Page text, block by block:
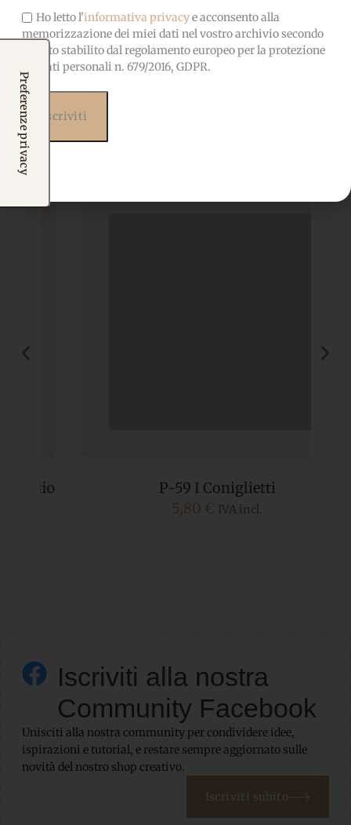
Prodotti correlati
Potrebbero interessarti
P-59 I Coniglietti
IVA incl.
Iscriviti alla nostra
Community Facebook
Unisciti alla nostra community per condividere idee,
ispirazioni e tutorial, e restare sempre aggiornato sulle
novità del nostro shop creativo.
Iscriviti subito
Ho letto l'informativa privacye acconsento alla
memorizzazione dei miei dati nel vostro archivio secondo
quanto stabilito dal regolamento europeo per la protezione
dei dati personali n. 679/2016, GDPR.